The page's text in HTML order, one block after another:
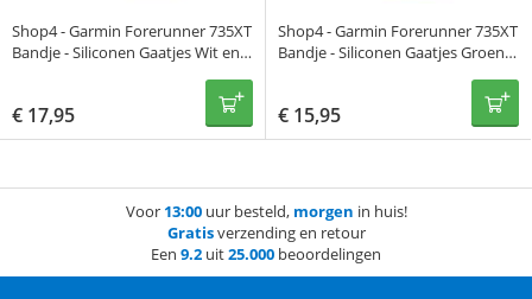
Shop4 - Garmin Forerunner 735XT
Bandje - Siliconen Gaatjes Wit en
€ 17,95
Shop4 - Garmin Forerunner 735XT
Bandje - Siliconen Gaatjes Groen
€ 15,95
Voor 13:00uur besteld, morgen in huis!
Gratisverzending en retour
Een 9.2 uit25.000 beoordelingen